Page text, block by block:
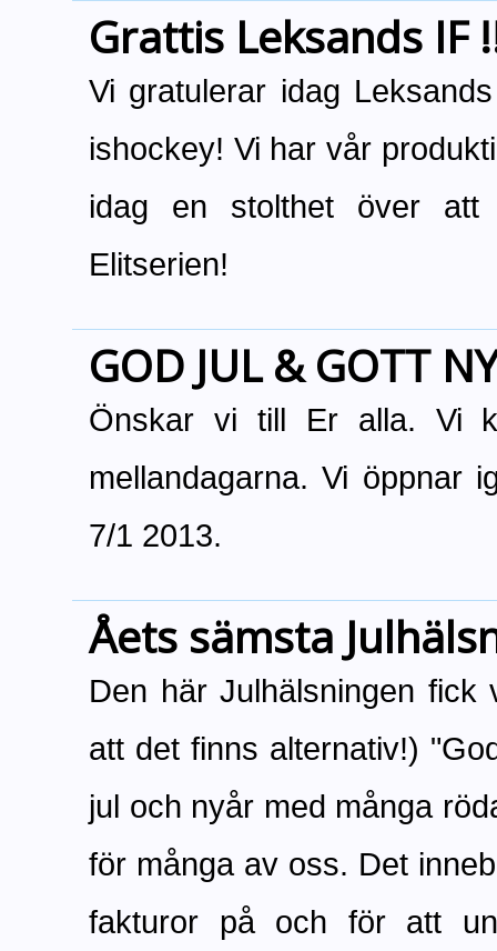
Grattis Leksands IF
Vi gratulerar idag
ishockey! Vi har vår
idag en stolthet över att
Elitserien!
GOD JUL & GOTT
Önskar vi till Er alla. Vi
mellandagarna. Vi öppnar
7/1 2013.
Åets sämsta
Den här Julhälsningen
att det finns alternativ!)
jul och nyår med många
för många av oss. Det
fakturor på och för att